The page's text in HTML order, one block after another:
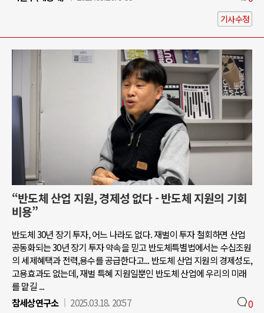
기사수정
“반도체 산업 지원, 경제성 없다 - 반도체 지원의 기회
비용”
반도체 30년 장기 투자, 어느 나라도 없다. 재벌이 투자 철회하면 산업
공동화되는 30년 장기 투자 약속을 믿고 반도체특별법에서는 수십조원
의 세제혜택과 전력,용수를 공급한다고... 반도체 산업 지원의 경제성도,
고용효과도 없는데, 재벌 특혜 지원일뿐인 반도체 산업에 우리의 미래
를 맡길 ...
참세상연구소
2025.03.18. 20:57 0